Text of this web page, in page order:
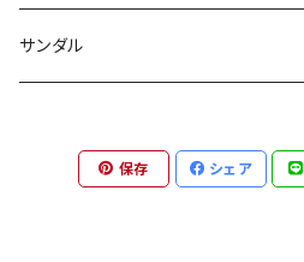
ワンピース
バングル
スリッパ
サンダル
保存 シェア